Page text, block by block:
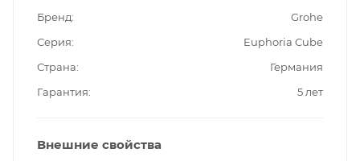
Бренд
Grohe
Серия
Euphoria Cube
Страна
Германия
Гарантия
5 лет
Внешние свойства